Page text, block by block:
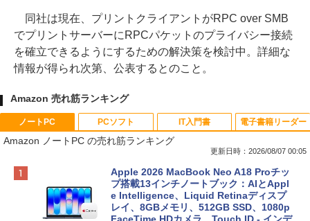
同社は現在、プリントクライアントがRPC over SMB
でプリントサーバーにRPCパケットのプライバシー接続
を確立できるようにするための解決策を検討中。詳細な
情報が得られ次第、公表するとのこと。
Amazon 売れ筋ランキング
ノートPC
Amazon ノートPC の売れ筋ランキング
更新日時：2026/08/07 00:05
Apple 2026 MacBook Neo A18 Proチッ
プ搭載13インチノートブック：AIとAppl
e Intelligence、Liquid Retinaディスプ
レイ、8GBメモリ、512GB SSD、1080p
FaceTime HDカメラ、Touch ID - インデ
PCソフト IT入門書 電子書籍リーダー